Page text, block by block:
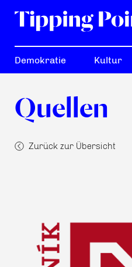
Demokratie Kultur
Quellen
Zurück zur Übersicht